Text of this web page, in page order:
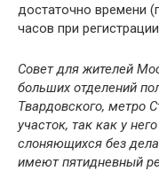
достаточно времени
часов при
Совет для жителей
больших отделений
Твардовского, метро
участок, так как у
слоняющихся без
имеют пятидневный